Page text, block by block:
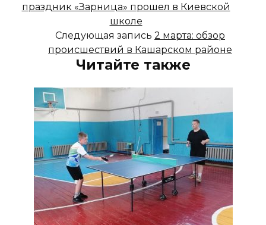
праздник «Зарница» прошел в Киевской
школе
Следующая запись 2 марта: обзор
происшествий в Кашарском районе
Читайте также